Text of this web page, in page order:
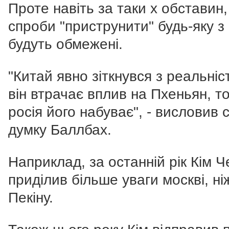
Проте навіть за таки х обставин,
спроби "приструнити" будь-яку з
будуть обмежені.
"Китай явно зіткнувся з
він втрачає вплив на Пхеньян,
росія його набуває", - висловив
думку Баллбах.
Наприклад, за останній рік Кім
приділив більше уваги москві,
Пекіну.